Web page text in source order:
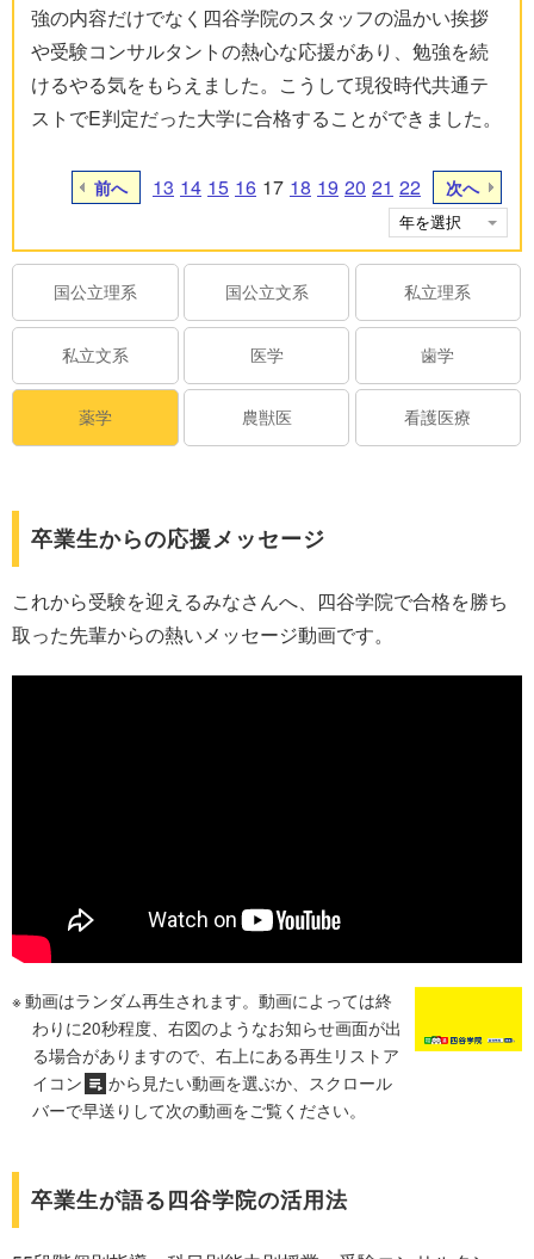
強の内容だけでなく四谷学院のスタッフの温かい挨拶
や受験コンサルタントの熱心な応援があり、勉強を続
けるやる気をもらえました。こうして現役時代共通テ
ストでE判定だった大学に合格することができました。
前へ 13 14 15 16 17 18 19 20 21 22 次へ
国公立理系 国公立文系 私立理系
私立文系 医学 歯学
薬学 農獣医 看護医療
卒業生からの応援メッセージ
これから受験を迎えるみなさんへ、四谷学院で合格を勝ち
取った先輩からの熱いメッセージ動画です。
動画はランダム再生されます。動画によっては終
わりに20秒程度、右図のようなお知らせ画面が出
る場合がありますので、右上にある再生リストア
イコン
から見たい動画を選ぶか、スクロール
バーで早送りして次の動画をご覧ください。
卒業生が語る四谷学院の活用法